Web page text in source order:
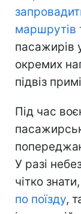
маршрутів
пасажирів
окремих
підвіз
Під час
У разі
чітко знати,
по поїзду,